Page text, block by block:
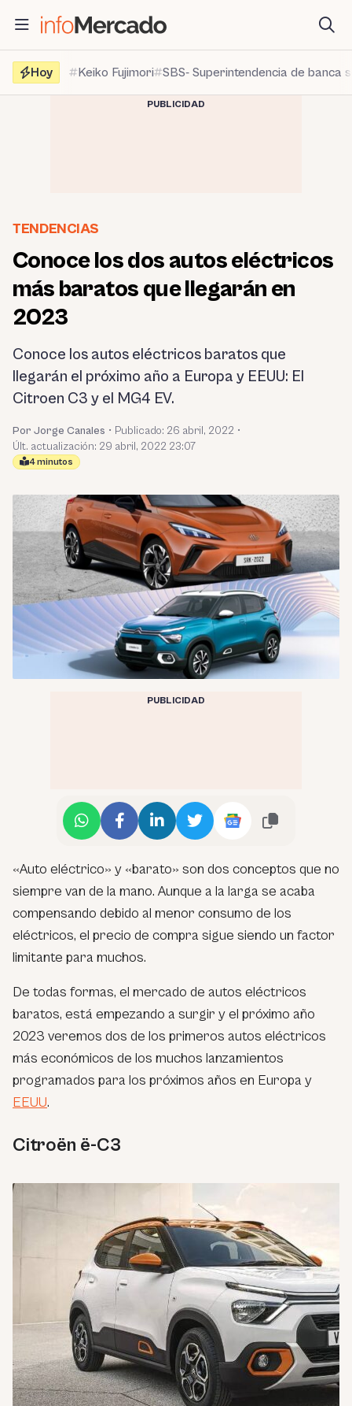
contenido
Hoy
Keiko Fujimori SBS- Superintendencia de banca
PUBLICIDAD
TENDENCIAS
Conoce los dos autos eléctricos
más baratos que llegarán en
2023
Conoce los autos eléctricos baratos que
llegarán el próximo año a Europa y EEUU: El
Citroen C3 y el MG4 EV.
Por Jorge Canales • Publicado: 26 abril, 2022 •
Últ. actualización: 29 abril, 2022 23:07
4 minutos
PUBLICIDAD
«Auto eléctrico» y «barato» son dos conceptos que no
siempre van de la mano. Aunque a la larga se acaba
compensando debido al menor consumo de los
eléctricos, el precio de compra sigue siendo un factor
limitante para muchos.
De todas formas, el mercado de autos eléctricos
baratos, está empezando a surgir y el próximo año
2023 veremos dos de los primeros autos eléctricos
más económicos de los muchos lanzamientos
programados para los próximos años en Europa y
EEUU.
Citroën ë-C3